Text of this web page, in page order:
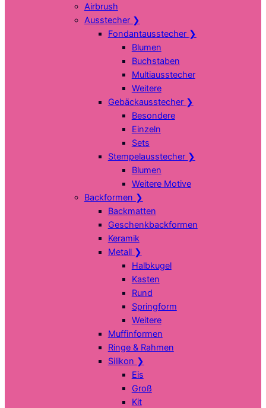
Airbrush
Ausstecher ❯
Fondantausstecher ❯
Blumen
Buchstaben
Multiausstecher
Weitere
Gebäckausstecher ❯
Besondere
Einzeln
Sets
Stempelausstecher ❯
Blumen
Weitere Motive
Backformen ❯
Backmatten
Geschenkbackformen
Keramik
Metall ❯
Halbkugel
Kasten
Rund
Springform
Weitere
Muffinformen
Ringe & Rahmen
Silikon ❯
Eis
Groß
Kit